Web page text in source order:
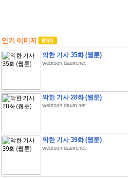
인기 이미지
악한 기사 35화 (웹툰)
webtoon.daum.net
악한 기사 28화 (웹툰)
webtoon.daum.net
악한 기사 39화 (웹툰)
webtoon.daum.net